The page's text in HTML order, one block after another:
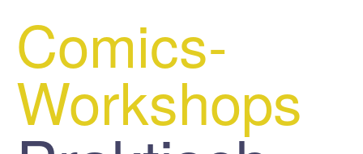
Comics-
Workshops